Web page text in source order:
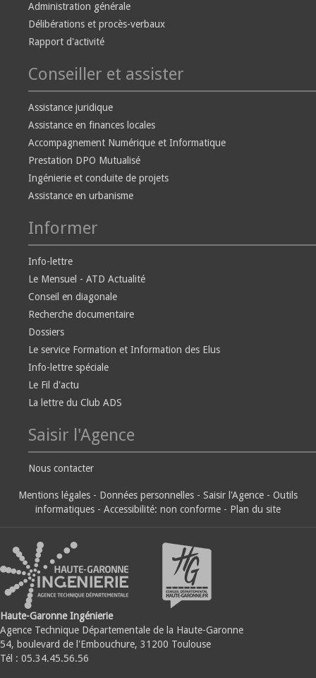
Administration générale
Délibérations et procès-verbaux
Rapport d'activité
Conseiller et assister
Assistance juridique
Assistance en finances locales
Accompagnement Numérique et Informatique
Prestation DPO Mutualisé
Ingénierie et conduite de projets
Assistance en urbanisme
Informer
Info-lettre
Le Mensuel - ATD Actualité
Conseil en diagonale
Recherche documentaire
Dossiers
Le service Formation et Information des Elus
Info-lettre spéciale
Le Fil d'actu
La lettre du Club ADS
Saisir l'Agence
Nous contacter
Mentions légales - Données personnelles - Saisir l'Agence - Outils
informatiques - Accessibilité: non conforme - Plan du site
Haute-Garonne Ingénierie
Agence Technique Départementale de la Haute-Garonne
54, boulevard de l'Embouchure, 31200 Toulouse
Tél : 05.34.45.56.56